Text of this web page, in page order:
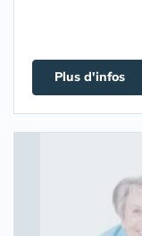
Plus d'infos